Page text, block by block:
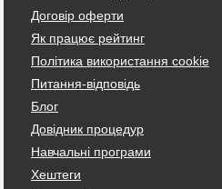
Договір оферти
Як працює рейтинг
Політика використання cookie
Питання-відповідь
Блог
Довідник процедур
Навчальні програми
Хештеги